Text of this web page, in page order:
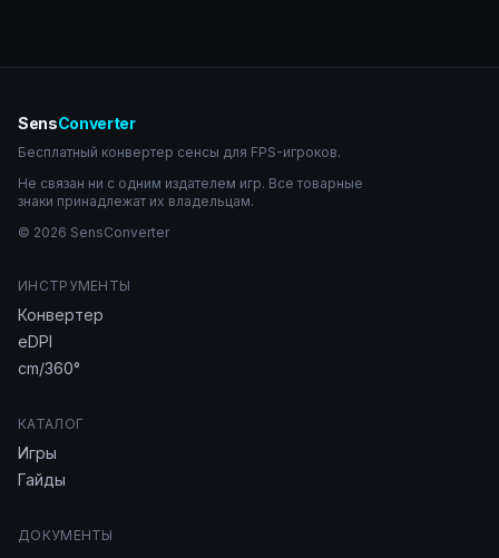
SensConverter
Бесплатный конвертер сенсы для FPS-игроков.
Не связан ни с одним издателем игр. Все товарные
знаки принадлежат их владельцам.
© 2026 SensConverter
ИНСТРУМЕНТЫ
Конвертер
eDPI
cm/360°
КАТАЛОГ
Игры
Гайды
ДОКУМЕНТЫ